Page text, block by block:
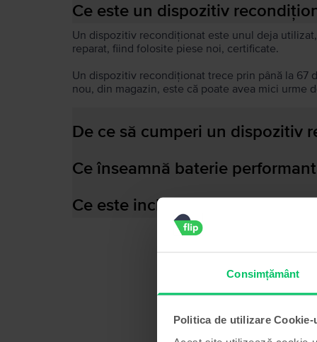
Consimțământ
Politica de utilizare Cookie-
Ce este un dispozitiv
Un dispozitiv recondiționat este unul deja
reparat, fiind folosite piese noi, certificate.
Un dispozitiv recondiționat trece prin până la 67
nou, din magazin, este că poate avea mici urme
De ce să cumperi un dispozitiv
Ce înseamnă baterie
Ce este inclus în cutia